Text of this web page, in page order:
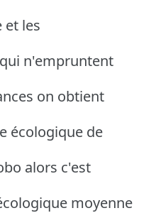
et les
n'empruntent
on obtient
écologique de
alors c'est
moyenne